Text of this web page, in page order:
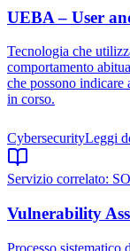
UEBA – User
Tecnologia che
comportamento
che possono indicare
in corso.
CybersecurityLeggi
Servizio correlato:
Vulnerability
Processo sistematico